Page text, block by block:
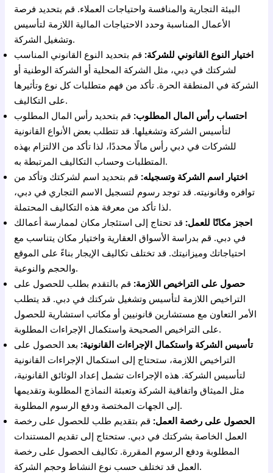
البيئة التجارية والمنافسة واحتياجات العملاء. قم بتحديد فرصة
الأعمال المناسبة وحدد الاحتياجات المالية اللازمة لتأسيس
وتشغيل الشركة.
اختيار النوع القانوني للشركة: قم بتحديد النوع القانوني المناسب
لشركتك في دبي، مثل الشركة المحلية أو الشركة الوطنية أو
الشركة في المنطقة الحرة. تأكد من فهم متطلبات كل نوع وتأثيرها
على التكاليف.
احتساب رأس المال المطلوب: قم بتحديد رأس المال المطلوب
لتأسيس الشركة وتشغيلها. قد تتطلب بعض الأنواع القانونية
للشركات في دبي رأس مالًا محددًا، لذا تأكد من الالتزام بهذه
المتطلبات وحساب التكاليف المرتبطة به.
اختيار اسم الشركة وتسجيله: قم بتحديد اسم لشركتك وتأكد من
توافره وقانونيته. قد توجد رسوم لتسجيل الاسم التجاري في دبي،
لذا تأكد من معرفة هذه التكاليف المحتملة.
احجز مكانًا للعمل: قد تحتاج إلى استئجار مكان لممارسة أعمالك
في دبي. قم بدراسة الأسواق العقارية واختيار مكان يتناسب مع
احتياجاتك وميزانيتك. قد تختلف تكاليف الإيجار بناءً على الموقع
والحجم والنوعية.
حصول على التراخيص اللازمة: قم بالتقدم بطلب للحصول على
التراخيص اللازمة لتأسيس وتشغيل شركتك في دبي. قد يتطلب
الأمر التعاون مع مستشارين قانونيين أو مكاتب استشارية للحصول
على التراخيص الصحيحة واستكمال الإجراءات المطلوبة.
تأسيس الشركة واستكمال الإجراءات القانونية: بعد الحصول على
التراخيص اللازمة، ستحتاج إلى استكمال الإجراءات القانونية
لتأسيس الشركة. هذه الإجراءات تشمل إعداد الوثائق القانونية،
مثل الميثاق واتفاقية الشركة وتعبئة النماذج المطلوبة وتقديمها
إلى الجهات المختصة ودفع الرسوم المطلوبة.
الحصول على رخصة العمل: قم بتقديم طلب للحصول على رخصة
العمل الخاصة بشركتك في دبي. ستحتاج إلى تقديم المستندات
المطلوبة ودفع الرسوم المقررة. تكاليف الحصول على رخصة
العمل قد تختلف حسب نوع النشاط وحجم الشركة.